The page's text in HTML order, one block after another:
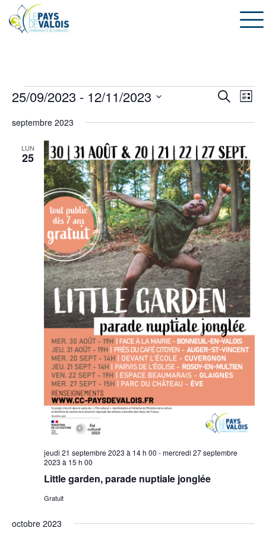
Évènements
Recherche
et
de
de
Liste
25/09/2023 - 12/11/2023
une
septembre 2023
LUN
25
Little garden, parade nuptiale jonglée
jeudi 21 septembre 2023 à 14 h 00 -mercredi 27 septembre
2023 à 15 h 00
Gratuit
octobre 2023